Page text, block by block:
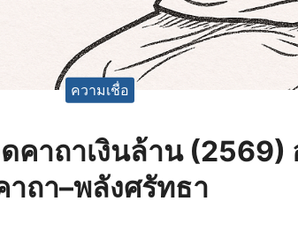
ความเชื่อ
คาถาเงินล้าน (2569)
าถา–พลังศรัทธา